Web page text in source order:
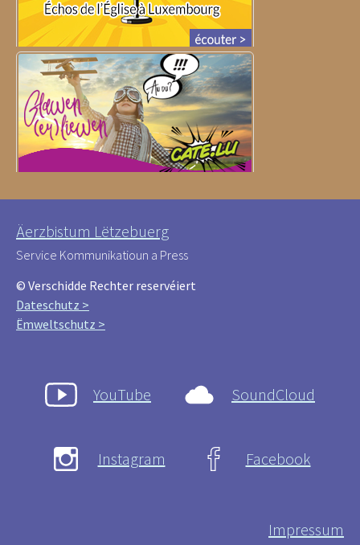
Äerzbistum Lëtzebuerg
Service Kommunikatioun a Press
© Verschidde Rechter reservéiert
Dateschutz >
Ëmweltschutz >
YouTube SoundCloud
Instagram Facebook
Impressum